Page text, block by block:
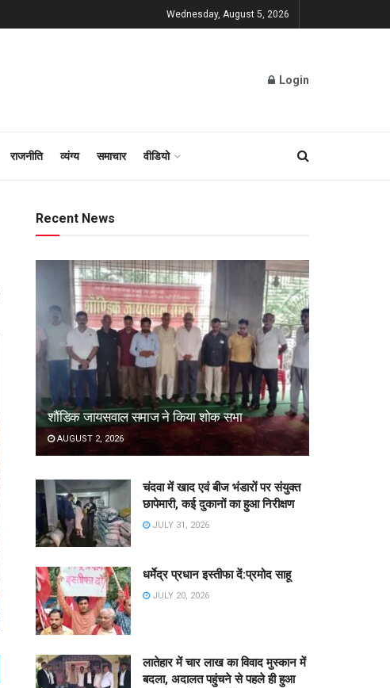
Wednesday, August 5, 2026
Login
राजनीति व्यंग्य समाचार वीडियो
Recent News
शौंडिक जायसवाल समाज ने किया शोक सभा
AUGUST 2, 2026
चंदवा में खाद एवं बीज भंडारों पर संयुक्त
छापेमारी, कई दुकानों का हुआ निरीक्षण
JULY 31, 2026
धर्मेद्र प्रधान इस्तीफा दें:प्रमोद साहू
JULY 20, 2026
लातेहार में चार लाख का विवाद मुस्कान में
बदला, अदालत पहुंचने से पहले ही हुआ